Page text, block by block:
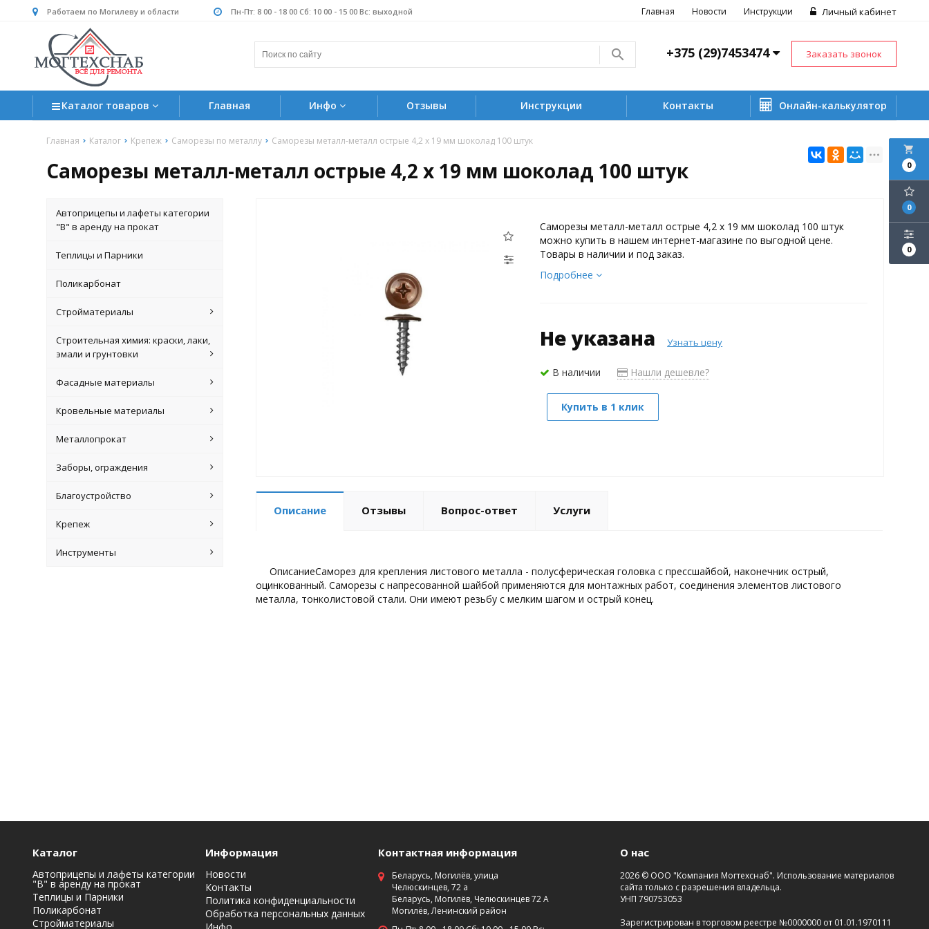
Работаем по Могилеву и области Пн-Пт: 8 00 - 18 00 Сб: 10 00 - 15 00 Вс: выходной Личный кабинет
Главная Новости Инструкции
+375 (29)7453474 Заказать звонок
Каталог товаров Главная Инфо Отзывы Инструкции Контакты Онлайн-калькулятор
Главная Каталог Крепеж Саморезы по металлу Саморезы металл-металл острые 4,2 х 19 мм шоколад 100 штук
Саморезы металл-металл острые 4,2 х 19 мм шоколад 100 штук
local_grocery_store
0
0
0
Автоприцепы и лафеты категории
"B" в аренду на прокат
Теплицы и Парники
Поликарбонат
Стройматериалы
Строительная химия: краски, лаки,
эмали и грунтовки
Фасадные материалы
Кровельные материалы
Металлопрокат
Заборы, ограждения
Благоустройство
Крепеж
Инструменты
Саморезы металл-металл острые 4,2 х 19 мм шоколад 100 штук
можно купить в нашем интернет-магазине по выгодной цене.
Товары в наличии и под заказ.
Подробнее
Не указана Узнать цену
В наличии Нашли дешевле?
Купить в 1 клик
Описание Отзывы Вопрос-ответ Услуги
ОписаниеСаморез для крепления листового металла - полусферическая головка с прессшайбой, наконечник острый,
оцинкованный. Саморезы с напресованной шайбой применяются для монтажных работ, соединения элементов листового
металла, тонколистовой стали. Они имеют резьбу с мелким шагом и острый конец.
Каталог
Автоприцепы и лафеты категории
"B" в аренду на прокат
Теплицы и Парники
Поликарбонат
Стройматериалы
Информация
Новости
Контакты
Политика конфиденциальности
Обработка персональных данных
Инфо
Контактная информация
Беларусь, Могилёв, улица
Челюскинцев, 72 а
Беларусь, Могилёв, Челюскинцев 72 А
Могилёв, Ленинский район
О нас
2026 © ООО "Компания Могтехснаб". Использование материалов
сайта только с разрешения владельца.
УНП 790753053
Зарегистрирован в торговом реестре №0000000 от 01.01.1970111